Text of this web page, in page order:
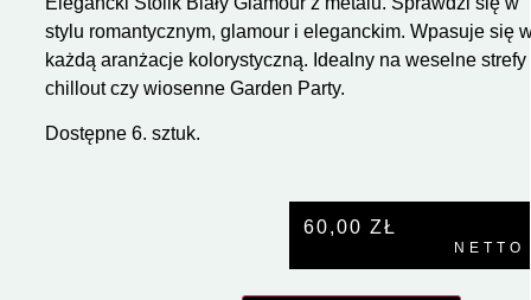
stylu romantycznym, glamour i eleganckim. Wpasuje się
każdą aranżacje kolorystyczną. Idealny na weselne strefy
chillout czy wiosenne Garden Party.
Dostępne 6. sztuk.
60,00 ZŁ
NETTO